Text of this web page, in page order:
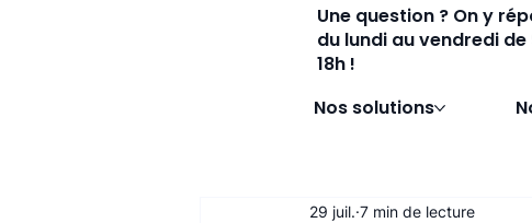
Une question ? On y
du lundi au vendredi de
18h !
Nos solutions
29 juil. 7 min de lecture